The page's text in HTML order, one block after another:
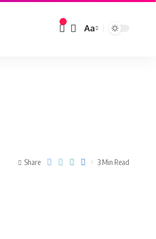
Aa
Share 3 Min Read